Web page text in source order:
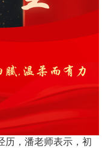
历，潘老师表示，初